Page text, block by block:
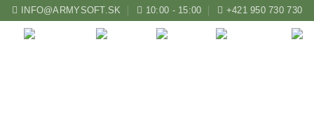
INFO@ARMYSOFT.SK 10:00 - 15:00 +421 950 730 730